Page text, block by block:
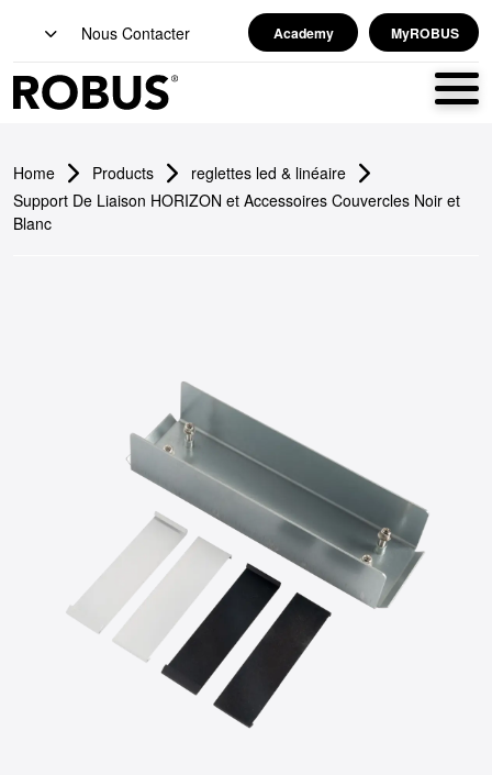
Nous Contacter Academy MyROBUS
Home Products
reglettes led & linéaire
Support De Liaison HORIZON et Accessoires Couvercles Noir et
Blanc